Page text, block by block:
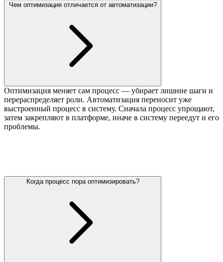
Чем оптимизация отличается от автоматизации?
Оптимизация меняет сам процесс — убирает лишние шаги и
перераспределяет роли. Автоматизация переносит уже
выстроенный процесс в систему. Сначала процесс упрощают,
затем закрепляют в платформе, иначе в систему переедут и его
проблемы.
Когда процесс пора оптимизировать?